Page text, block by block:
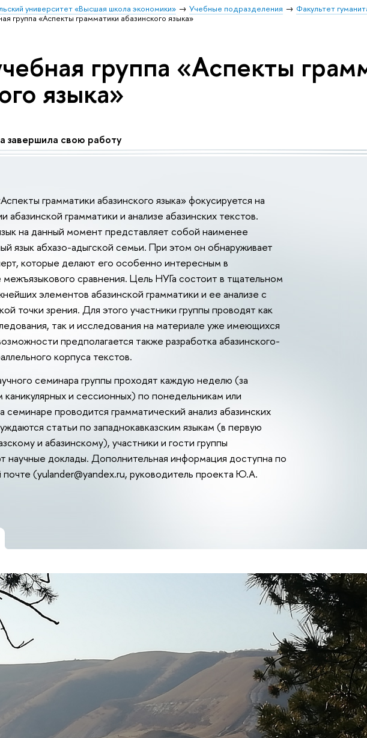
университет «Высшая школа экономики» Учебные подразделения Факультет
группа «Аспекты грамматики абазинского языка»
группа «Аспекты
языка»
завершила свою работу
грамматики абазинского языка» фокусируется на
абазинской грамматики и анализе абазинских текстов.
на данный момент представляет собой наименее
язык абхазо-адыгской семьи. При этом он обнаруживает
которые делают его особенно интересным в
сравнения. Цель НУГа состоит в тщательном
элементов абазинской грамматики и ее анализе с
точки зрения. Для этого участники группы проводят как
так и исследования на материале уже имеющихся
предполагается также разработка абазинского-
корпуса текстов.
семинара группы проходят каждую неделю (за
и сессионных) по понедельникам или
семинаре проводится грамматический анализ абазинских
статьи по западнокавказским языкам (в первую
и абазинскому), участники и гости группы
научные доклады. Дополнительная информация доступна по
(yulander@yandex.ru, руководитель проекта Ю.А.